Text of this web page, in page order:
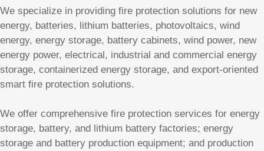
We specialize in providing fire protection solutions for new
energy, batteries, lithium batteries, photovoltaics, wind
energy, energy storage, battery cabinets, wind power, new
energy power, electrical, industrial and commercial energy
storage, containerized energy storage, and export-oriented
smart fire protection solutions.
We offer comprehensive fire protection services for energy
storage, battery, and lithium battery factories; energy
storage and battery production equipment; and production